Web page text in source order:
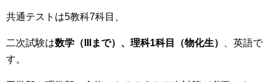
共通テストは5教科7科目、
二次試験は数学（IIIまで）、理科1科目（物化生）
、英語で
す。